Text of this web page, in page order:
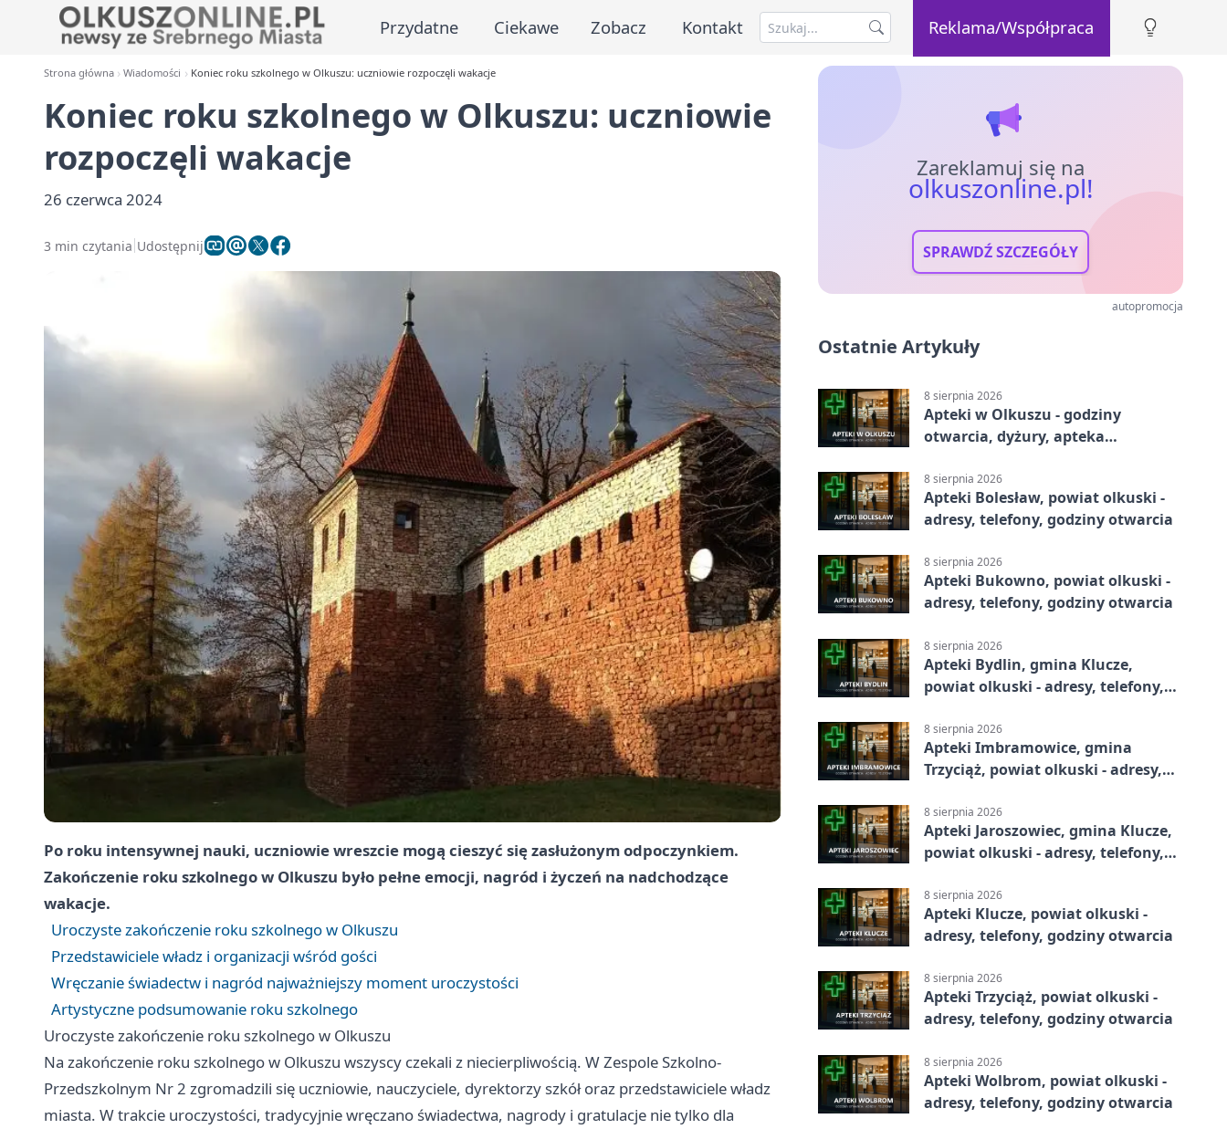
Przydatne Ciekawe Zobacz Kontakt Reklama/Współpraca
Strona główna Wiadomości Koniec roku szkolnego w Olkuszu: uczniowie rozpoczęli wakacje
Koniec roku szkolnego w Olkuszu: uczniowie
rozpoczęli wakacje
26 czerwca 2024
3 min czytania Udostępnij
Po roku intensywnej nauki, uczniowie wreszcie mogą cieszyć się zasłużonym odpoczynkiem.
Zakończenie roku szkolnego w Olkuszu było pełne emocji, nagród i życzeń na nadchodzące
wakacje.
Uroczyste zakończenie roku szkolnego w Olkuszu
Przedstawiciele władz i organizacji wśród gości
Wręczanie świadectw i nagród najważniejszy moment uroczystości
Artystyczne podsumowanie roku szkolnego
Uroczyste zakończenie roku szkolnego w Olkuszu
Na zakończenie roku szkolnego w Olkuszu wszyscy czekali z niecierpliwością. W Zespole Szkolno-
Przedszkolnym Nr 2 zgromadzili się uczniowie, nauczyciele, dyrektorzy szkół oraz przedstawiciele władz
miasta. W trakcie uroczystości, tradycyjnie wręczano świadectwa, nagrody i gratulacje nie tylko dla
Zareklamuj się na
olkuszonline.pl!
SPRAWDŹ SZCZEGÓŁY
autopromocja
Ostatnie Artykuły
8 sierpnia 2026
Apteki w Olkuszu - godziny
otwarcia, dyżury, apteka
8 sierpnia 2026
Apteki Bolesław, powiat olkuski -
adresy, telefony, godziny otwarcia
8 sierpnia 2026
Apteki Bukowno, powiat olkuski -
adresy, telefony, godziny otwarcia
8 sierpnia 2026
Apteki Bydlin, gmina Klucze,
powiat olkuski - adresy, telefony,
8 sierpnia 2026
Apteki Imbramowice, gmina
Trzyciąż, powiat olkuski - adresy,
8 sierpnia 2026
Apteki Jaroszowiec, gmina Klucze,
powiat olkuski - adresy, telefony,
8 sierpnia 2026
Apteki Klucze, powiat olkuski -
adresy, telefony, godziny otwarcia
8 sierpnia 2026
Apteki Trzyciąż, powiat olkuski -
adresy, telefony, godziny otwarcia
8 sierpnia 2026
Apteki Wolbrom, powiat olkuski -
adresy, telefony, godziny otwarcia